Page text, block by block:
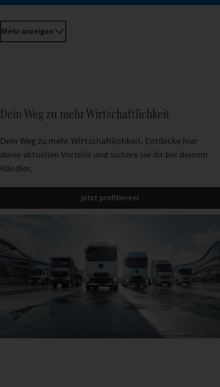
Mehr anzeigen
Dein Weg zu mehr Wirtschaftlichkeit
Dein Weg zu mehr Wirtschaftlichkeit. Entdecke hier
deine aktuellen Vorteile und sichere sie dir bei deinem
Händler.
Jetzt profitieren!